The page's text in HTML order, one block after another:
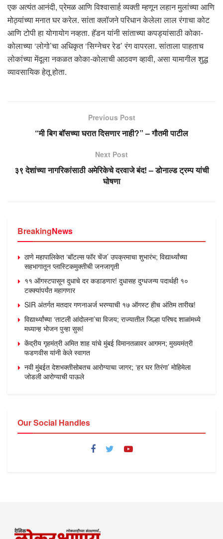
एक अत्यंत आनंदी, प्रेमळ आणि विश्वासार्ह व्यक्ती म्हणून लहान मुलांच्या आणि
मोठ्यांच्या मनात घर करेल. सांता क्लॉजने परिधान केलेला लाल रंगाचा कोट
आणि टोपी हा योगायोग नव्हता. हॅडन यांनी सांताच्या कपड्यांसाठी कोका-
कोलाच्या ‘लोगो’चा अधिकृत ‘सिग्नेचर रेड’ रंग वापरला. सांताला पाहताच
लोकांच्या मेंदूला नकळत कोका-कोलाची आठवण व्हावी, असा यामागील शुद्ध
व्यावसायिक हेतू होता.
Previous Post
“मी बिग बॉसच्या घरात दिसणार नाही?” – गौतमी पाटील
Next Post
३९ देशांच्या नागरिकांसाठी अमेरिकेचे दरवाजे बंद! – डोनाल्ड ट्रम्प यांची
घोषणा
BreakingNews
ठाणे महापालिकेत ‘बॉटल्स फॉर चेंज’ उपक्रमाचा शुभारंभ; विद्यार्थ्यांच्या
सहभागातून प्लास्टिकमुक्तीची जनजागृती
११ ऑगस्टपासून दुधाचे दर कडाडणार! दुधासह दुग्धजन्य पदार्थही १०
टक्क्यांपर्यंत महागणार
SIR अंतर्गत मतदार गणनाअर्ज भरण्याची १७ ऑगस्ट हीच अंतिम तारीख!
विद्यार्थ्यांच्या ‘ताटली आंदोलना’चा विजय; राज्यातील जिल्हा परिषद शाळांमध्ये
मध्यान्ह भोजन पुन्हा सुरू!
केंद्रीय गृहमंत्री अमित शाह यांचे मुंबई विमानतळावर आगमन; मुख्यमंत्री
फडणवीस यांनी केले स्वागत
नवी मुंबईत देशभक्तीसोबतच आरोग्याचा जागर; ‘हर घर तिरंगा’ मोहिमेला
जोडली आरोग्याची पाऊले
Our Social Handles